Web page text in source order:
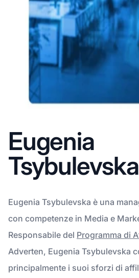
Eugenia
Tsybulevska
Eugenia Tsybulevska è una
con competenze in Media e
Responsabile del Programma di
Adverten, Eugenia Tsybulevska
principalmente i suoi sforzi di